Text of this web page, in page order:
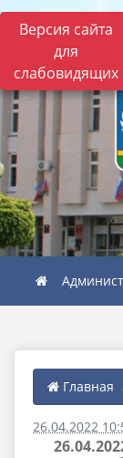
Версия сайта
для
слабовидящих
Главная
26.04.2022